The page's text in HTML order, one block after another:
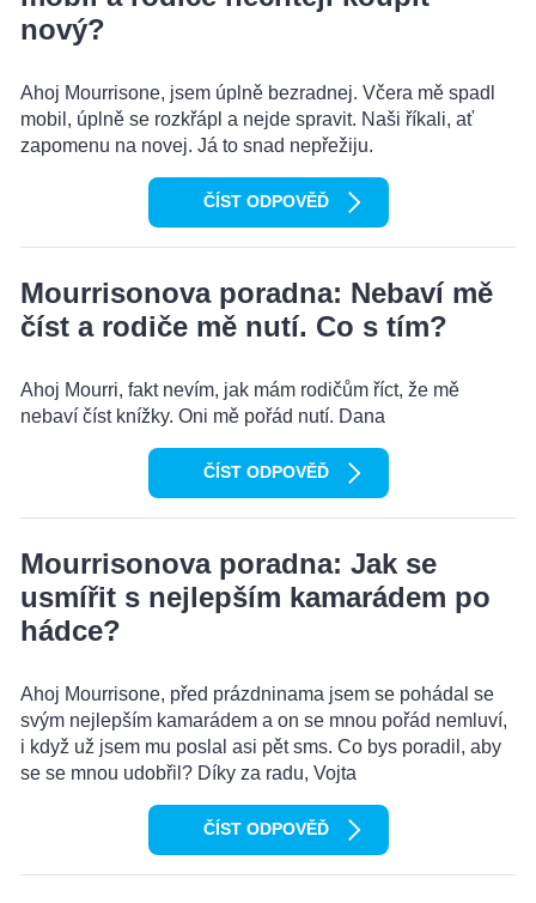
nový?
Ahoj Mourrisone, jsem úplně bezradnej. Včera mě spadl
mobil, úplně se rozkřápl a nejde spravit. Naši říkali, ať
zapomenu na novej. Já to snad nepřežiju.
ČÍST ODPOVĚĎ
Mourrisonova poradna: Nebaví mě
číst a rodiče mě nutí. Co s tím?
Ahoj Mourri, fakt nevím, jak mám rodičům říct, že mě
nebaví číst knížky. Oni mě pořád nutí. Dana
ČÍST ODPOVĚĎ
Mourrisonova poradna: Jak se
usmířit s nejlepším kamarádem po
hádce?
Ahoj Mourrisone, před prázdninama jsem se pohádal se
svým nejlepším kamarádem a on se mnou pořád nemluví,
i když už jsem mu poslal asi pět sms. Co bys poradil, aby
se se mnou udobřil? Díky za radu, Vojta
ČÍST ODPOVĚĎ